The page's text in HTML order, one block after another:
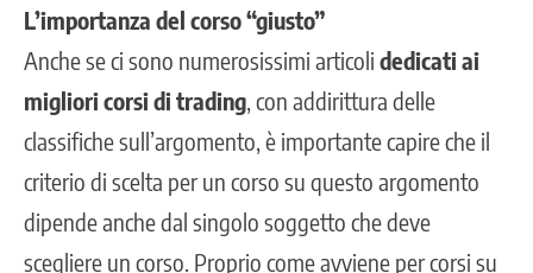
L’importanza del corso “giusto”
Anche se ci sono numerosissimi articoli dedicati ai
migliori corsi di trading , con addirittura delle
classifiche sull’argomento, è importante capire che il
criterio di scelta per un corso su questo argomento
dipende anche dal singolo soggetto che deve
scegliere un corso. Proprio come avviene per corsi su